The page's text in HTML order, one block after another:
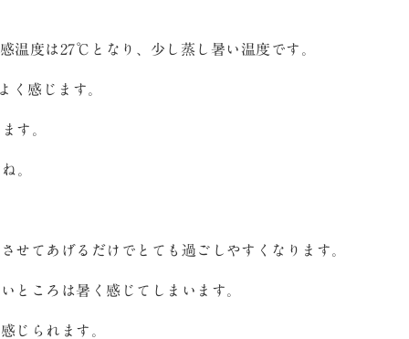
温度は27℃となり、少し蒸し暑い温度です。
く感じます。
す。
。
せてあげるだけでとても過ごしやすくなります。
ところは暑く感じてしまいます。
じられます。